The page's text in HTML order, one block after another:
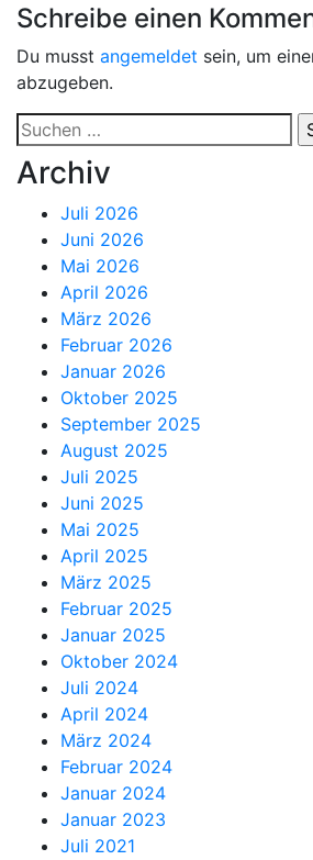
Schreibe einen
Du musst angemeldet sein, um
abzugeben.
Suchen
nach:
Archiv
Juli 2026
Juni 2026
Mai 2026
April 2026
März 2026
Februar 2026
Januar 2026
Oktober 2025
September 2025
August 2025
Juli 2025
Juni 2025
Mai 2025
April 2025
März 2025
Februar 2025
Januar 2025
Oktober 2024
Juli 2024
April 2024
März 2024
Februar 2024
Januar 2024
Januar 2023
Juli 2021